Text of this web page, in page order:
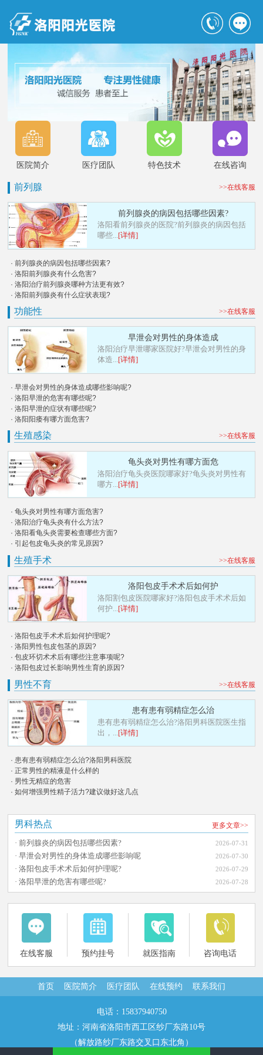
医院简介 医疗团队 特色技术 在线咨询
前列腺 >>在线客服
前列腺炎的病因包括哪些因素?
洛阳看前列腺炎的医院?前列腺炎的病因包括
哪些...[详情]
· 前列腺炎的病因包括哪些因素?
· 洛阳前列腺炎有什么危害?
· 洛阳治疗前列腺炎哪种方法更有效?
· 洛阳前列腺炎有什么症状表现?
功能性 >>在线客服
早泄会对男性的身体造成
洛阳治疗早泄哪家医院好?早泄会对男性的身
体造...[详情]
· 早泄会对男性的身体造成哪些影响呢?
· 洛阳早泄的危害有哪些呢?
· 洛阳早泄的症状有哪些呢?
· 洛阳阳痿有哪方面危害?
生殖感染 >>在线客服
龟头炎对男性有哪方面危
洛阳治疗龟头炎医院哪家好?龟头炎对男性有
哪方... [详情]
· 龟头炎对男性有哪方面危害?
· 洛阳治疗龟头炎有什么方法?
· 洛阳看龟头炎需要检查哪些方面?
· 引起包皮龟头炎的常见原因?
生殖手术 >>在线客服
洛阳包皮手术术后如何护
洛阳割包皮医院哪家好?洛阳包皮手术术后如
何护... [详情]
· 洛阳包皮手术术后如何护理呢?
· 洛阳男性包皮包茎的原因?
· 包皮环切术术后有哪些注意事项呢?
· 洛阳包皮过长影响男性生育的原因?
男性不育 >>在线客服
患有患有弱精症怎么治
患有患有弱精症怎么治?洛阳男科医院医生指
出，... [详情]
· 患有患有弱精症怎么治?洛阳男科医院
· 正常男性的精液是什么样的
· 男性无精症的危害
· 如何增强男性精子活力?建议做好这几点
男科热点 更多文章>>
· 前列腺炎的病因包括哪些因素? 2026-07-31
· 早泄会对男性的身体造成哪些影响呢 2026-07-30
· 洛阳包皮手术术后如何护理呢? 2026-07-29
· 洛阳早泄的危害有哪些呢? 2026-07-28
在线客服 预约挂号 就医指南 咨询电话
首页 医院简介 医疗团队 在线预约 联系我们
电话：15837940750
地址：河南省洛阳市西工区纱厂东路10号
（解放路纱厂东路交叉口东北角）